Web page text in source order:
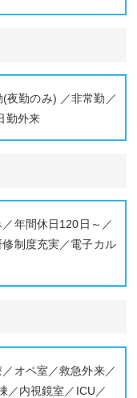
夜勤のみ) ／非常勤／
勤外来
年間休日120日～／
制度充実／電子カル
オペ室／救急外来／
／内視鏡室／ICU／